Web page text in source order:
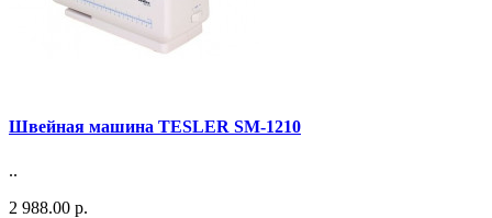
Швейная машина TESLER SM-1210
..
2 988.00 р.